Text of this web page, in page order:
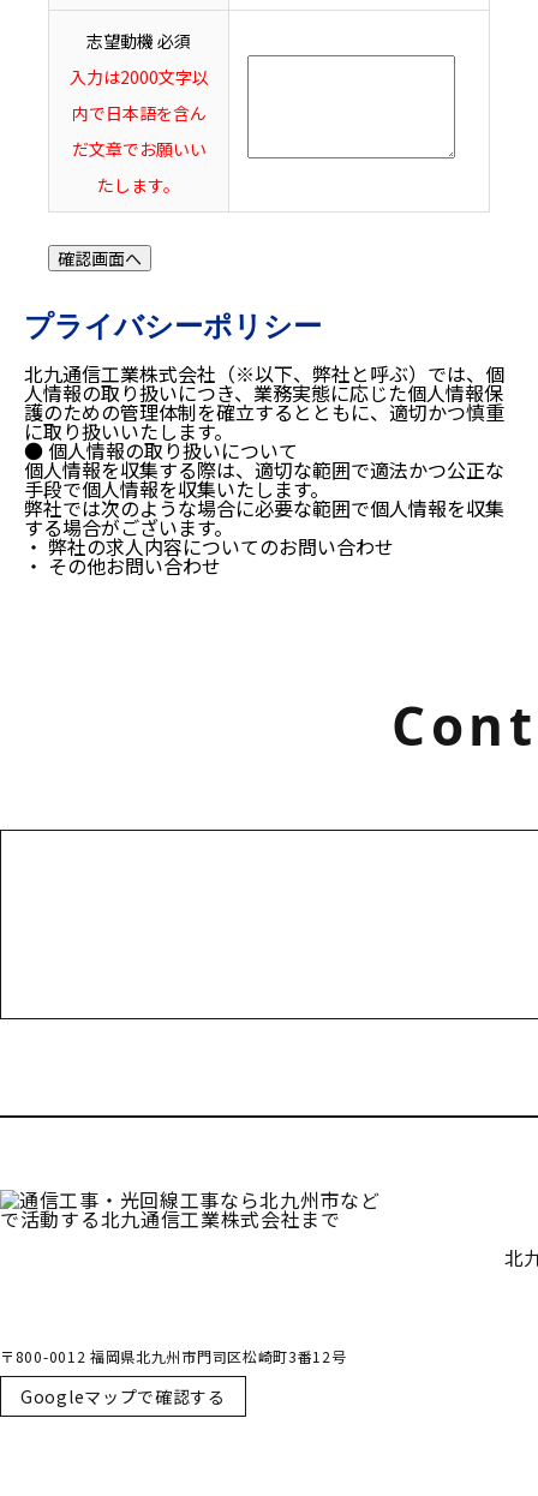
志望動機 必須
入力は2000文字以
内で日本語を含ん
だ文章でお願いい
たします。
プライバシーポリシー
北九通信工業株式会社（※以下、弊社と呼ぶ）では、個
人情報の取り扱いにつき、業務実態に応じた個人情報保
護のための管理体制を確立するとともに、適切かつ慎重
に取り扱いいたします。
● 個人情報の取り扱いについて
個人情報を収集する際は、適切な範囲で適法かつ公正な
手段で個人情報を収集いたします。
弊社では次のような場合に必要な範囲で個人情報を収集
する場合がございます。
・ 弊社の求人内容についてのお問い合わせ
・ その他お問い合わせ
北
〒800-0012 福岡県北九州市門司区松崎町3番12号
Googleマップで確認する